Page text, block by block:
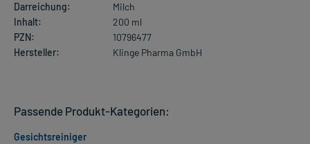
Darreichung:
Milch
Inhalt:
200 ml
PZN:
10796477
Hersteller:
Klinge Pharma GmbH
Passende Produkt-Kategorien:
Gesichtsreiniger